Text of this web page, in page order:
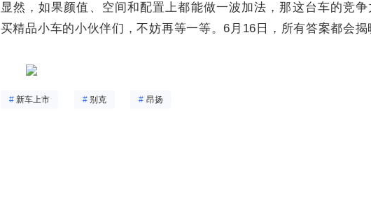
显然，如果颜值、空间和配置上都能做一波加法，那这台车的竞
买精品小车的小伙伴们，不妨再等一等。6月16日，所有答案都会揭
# 新车上市 # 别克 # 昂扬